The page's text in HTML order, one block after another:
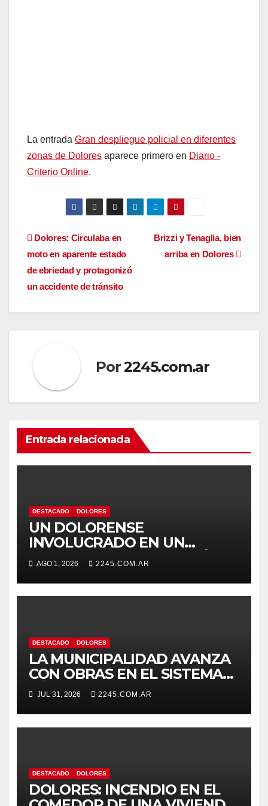
La entrada Gran despliegue policial en diferentes
zonas de Dolores aparece primero en Diario -
Criterio Online.
Navegación
de
entradas
Brizzi y Tenaglia, bien
arriba en Dolores
Dolores: Circulaba en
moto en aparente estado
de ebriedad y protagonizó
un accidente de tránsito
Por2245.com.ar
Entrada relacionada
DESTACADO DOLORES
UN DOLORENSE
INVOLUCRADO EN UN
SINIESTRO QUE TERMINÓ
CON DESPISTE Y VUELCO
AGO 1, 2026 2245.COM.AR
DESTACADO DOLORES
LA MUNICIPALIDAD AVANZA
CON OBRAS EN EL SISTEMA
HÍDRICO DE DOLORES
JUL 31, 2026 2245.COM.AR
DESTACADO DOLORES
DOLORES: INCENDIO EN EL